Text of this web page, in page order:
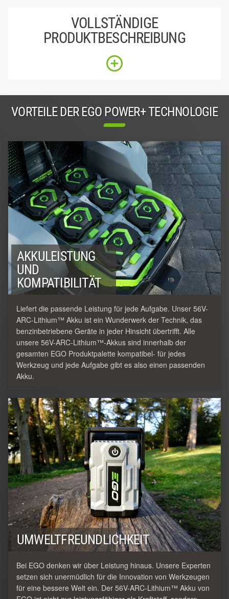
VOLLSTÄNDIGE
PRODUKTBESCHREIBUNG
VORTEILE DER EGO POWER+ TECHNOLOGIE
AKKULEISTUNG
UND
KOMPATIBILITÄT
Liefert die passende Leistung für jede Aufgabe. Unser 56V-
ARC-Lithium™ Akku ist ein Wunderwerk der Technik, das
benzinbetriebene Geräte in jeder Hinsicht übertrifft. Alle
unsere 56V-ARC-Lithium™-Akkus sind innerhalb der
gesamten EGO Produktpalette kompatibel- für jedes
Werkzeug und jede Aufgabe gibt es also einen passenden
Akku.
UMWELTFREUNDLICHKEIT
Bei EGO denken wir über Leistung hinaus. Unsere Experten
setzen sich unermüdlich für die Innovation von Werkzeugen
für eine bessere Welt ein. Der 56V-ARC-Lithium™ Akku von